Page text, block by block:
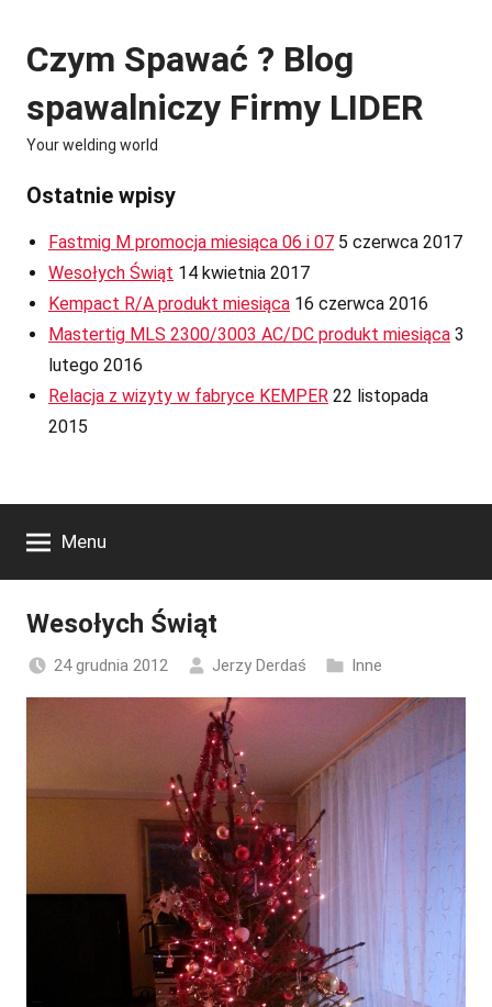
content
Czym Spawać ? Blog
spawalniczy Firmy LIDER
Your welding world
Ostatnie wpisy
Fastmig M promocja miesiąca 06 i 07 5 czerwca 2017
Wesołych Świąt 14 kwietnia 2017
Kempact R/A produkt miesiąca 16 czerwca 2016
Mastertig MLS 2300/3003 AC/DC produkt miesiąca 3
lutego 2016
Relacja z wizyty w fabryce KEMPER 22 listopada
2015
Menu
Wesołych Świąt
24 grudnia 2012 Jerzy Derdaś Inne